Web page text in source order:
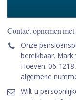
Contact opnemen
Onze
bereikbaar. Mark
Hoeven: 06-
algemene
Wilt u